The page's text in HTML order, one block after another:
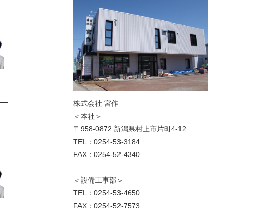
株式会社 宮作
＜本社＞
〒958-0872 新潟県村上市片町4-12
TEL：0254-53-3184
FAX：0254-52-4340
＜設備工事部＞
TEL：0254-53-4650
FAX：0254-52-7573